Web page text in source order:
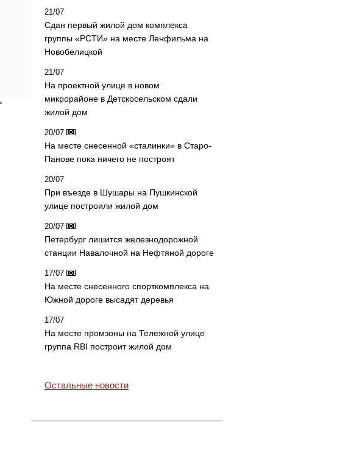
21/07
Сдан первый жилой дом комплекса
группы «РСТИ» на месте Ленфильма на
Новобелицкой
21/07
На проектной улице в новом
микрорайоне в Детскосельском сдали
жилой дом
20/07
На месте снесенной «сталинки» в Старо-
Панове пока ничего не построят
20/07
При въезде в Шушары на Пушкинской
улице построили жилой дом
20/07
Петербург лишится железнодорожной
станции Навалочной на Нефтяной дороге
17/07
На месте снесенного спорткомплекса на
Южной дороге высадят деревья
17/07
На месте промзоны на Тележной улице
группа RBI построит жилой дом
Остальные новости